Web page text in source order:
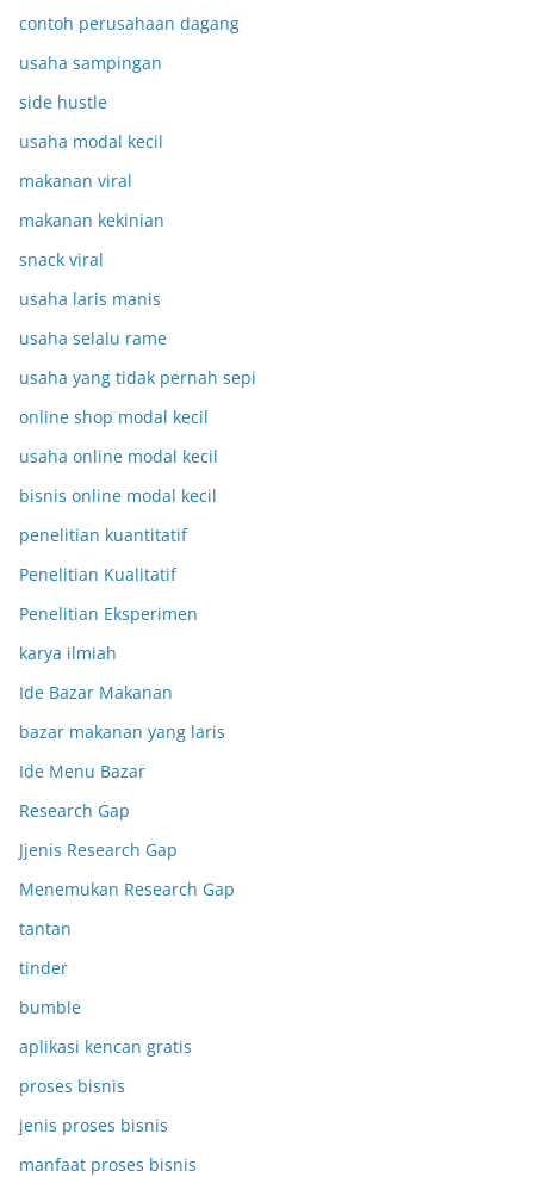
contoh perusahaan dagang
usaha sampingan
side hustle
usaha modal kecil
makanan viral
makanan kekinian
snack viral
usaha laris manis
usaha selalu rame
usaha yang tidak pernah sepi
online shop modal kecil
usaha online modal kecil
bisnis online modal kecil
penelitian kuantitatif
Penelitian Kualitatif
Penelitian Eksperimen
karya ilmiah
Ide Bazar Makanan
bazar makanan yang laris
Ide Menu Bazar
Research Gap
Jjenis Research Gap
Menemukan Research Gap
tantan
tinder
bumble
aplikasi kencan gratis
proses bisnis
jenis proses bisnis
manfaat proses bisnis